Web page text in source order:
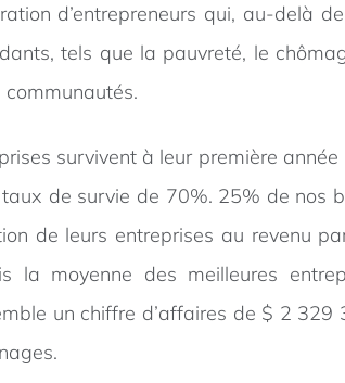
d’entrepreneurs qui, au-delà
tels que la pauvreté, le
survivent à leur première
de survie de 70%. 25% de nos
de leurs entreprises au revenu
la moyenne des meilleures
un chiffre d’affaires de $ 2